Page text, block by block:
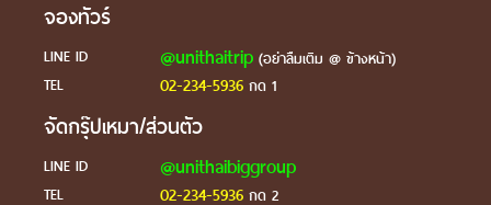
จองทัวร์
LINE ID @unithaitrip(อย่าลืมเติม @ ข้างหน้า)
TEL
02-234-5936กด 1
จัดกรุ๊ปเหมา/ส่วนตัว
LINE ID @unithaibiggroup
TEL 02-234-5936กด 2